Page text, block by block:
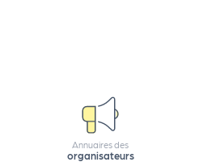
Annuaires des
organisateurs